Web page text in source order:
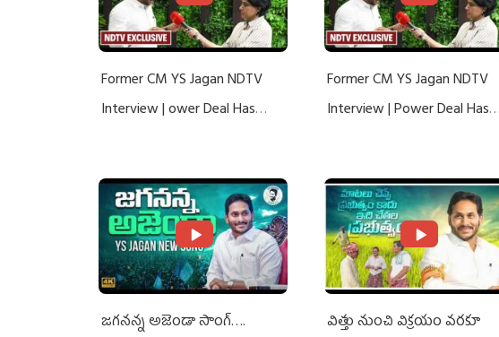
Former CM YS Jagan NDTV
Interview | ower Deal Has
Former CM YS Jagan NDTV
Interview | Power Deal Has
జగనన్న అజెండా సాంగ్….
విత్తు నుంచి విక్రయం వరకూ